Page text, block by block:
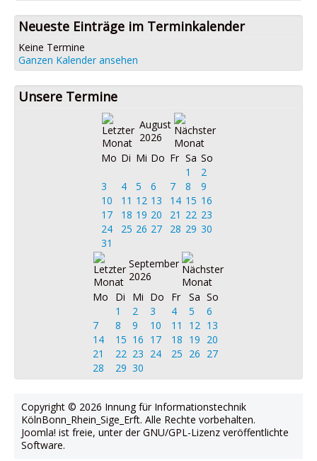
Neueste Einträge im Terminkalender
Keine Termine
Ganzen Kalender ansehen
Unsere Termine
August
2026
Mo Di Mi Do Fr Sa So
1
2
3
4 5 6 7 8
9
10
11 12 13 14 15 16
17
18 19 20 21 22 23
24
25 26 27 28 29 30
31
September
2026
Mo
Di Mi Do Fr Sa So
1
2 3 4 5
6
7
8 9 10 11 12 13
14
15 16 17 18 19 20
21
22 23 24 25 26 27
28
29 30
Copyright © 2026 Innung für Informationstechnik
KölnBonn_Rhein_Sige_Erft. Alle Rechte vorbehalten.
Joomla! ist freie, unter derGNU/GPL-Lizenz veröffentlichte
Software.